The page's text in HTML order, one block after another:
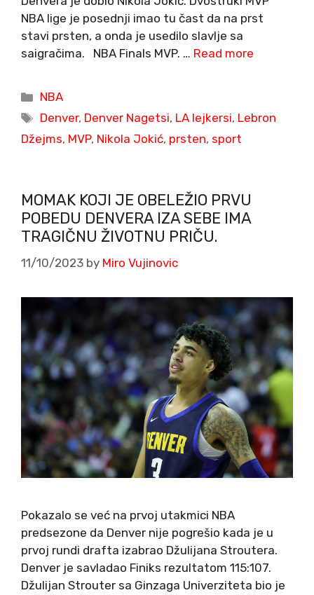
NBA lige je posednji imao tu čast da na prst
stavi prsten, a onda je usedilo slavlje sa
saigračima. NBA Finals MVP. … Read more
Categories
NBA
Tags
Denver, Denver Nagetsi, LA lejkersi, Lebron
Džejms, MVP, Nikola Jokić, prsten, sport
MOMAK KOJI JE OBELEŽIO PRVU
POBEDU DENVERA IZA SEBE IMA
TRAGIČNU ŽIVOTNU PRIČU.
11/10/2023 by Miro Vujinovic
Pokazalo se već na prvoj utakmici NBA
predsezone da Denver nije pogrešio kada je u
prvoj rundi drafta izabrao Džulijana Stroutera.
Denver je savladao Finiks rezultatom 115:107.
Džulijan Strouter sa Ginzaga Univerziteta bio je